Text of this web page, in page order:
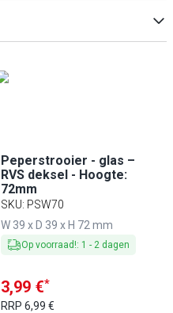
Peperstrooier - glas –
RVS deksel - Hoogte:
72mm
SKU: PSW70
W 39 x D 39 x H 72 mm
Op voorraad!: 1 - 2 dagen
3,99 €*
RRP6,99 €